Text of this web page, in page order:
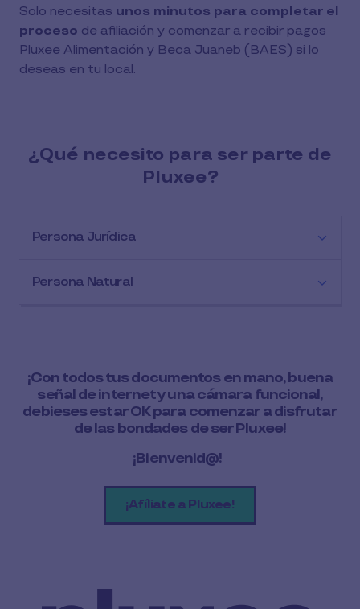
Solo necesitas unos minutos para completar el
proceso de afiliación y comenzar a recibir pagos
Pluxee Alimentación y Beca Juaneb (BAES) si lo
deseas en tu local.
¿Qué necesito para ser parte de
Pluxee?
Persona Jurídica
Persona Natural
¡Con todos tus documentos en mano, buena
señal de internet y una cámara funcional,
debieses estar OK para comenzar a disfrutar
de las bondades de ser Pluxee!
¡Bienvenid@!
¡Afíliate a Pluxee!